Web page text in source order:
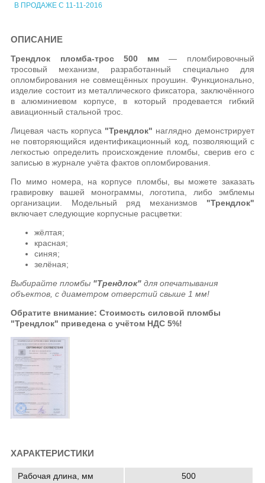
В ПРОДАЖЕ С 11-11-2016
ОПИСАНИЕ
Трендлок пломба-трос 500 мм — пломбировочный
тросовый механизм, разработанный специально для
опломбирования не совмещённых проушин. Функционально,
изделие состоит из металлического фиксатора, заключённого
в алюминиевом корпусе, в который продевается гибкий
авиационный стальной трос.
Лицевая часть корпуса "Трендлок" наглядно демонстрирует
не повторяющийся идентификационный код, позволяющий с
легкостью определить происхождение пломбы, сверив его с
записью в журнале учёта фактов опломбирования.
По мимо номера, на корпусе пломбы, вы можете заказать
гравировку вашей монограммы, логотипа, либо эмблемы
организации. Модельный ряд механизмов "Трендлок"
включает следующие корпусные расцветки:
жёлтая;
красная;
синяя;
зелёная;
Выбирайте пломбы "Трендлок" для опечатывания
объектов, с диаметром отверстий свыше 1 мм!
Обратите внимание: Стоимость силовой пломбы
"Трендлок" приведена с учётом НДС 5%!
ХАРАКТЕРИСТИКИ
Рабочая длина, мм 500